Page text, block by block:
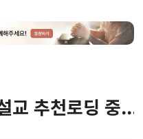
교 추천로딩 중...